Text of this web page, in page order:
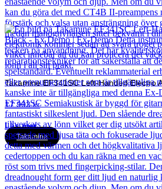
Takamine EF341SC Left-Handed Electro
17 903kr
Läs mer
Takamine